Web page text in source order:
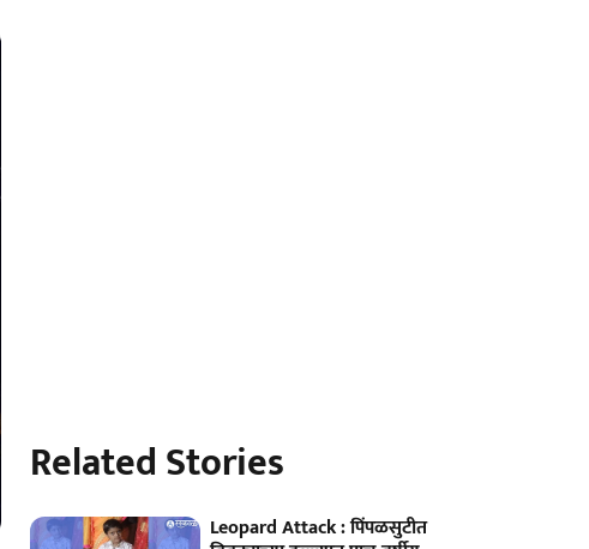
Related Stories
Leopard Attack : पिंपळसुटीत